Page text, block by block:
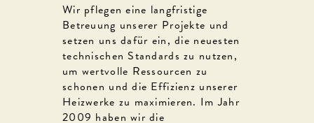
Wir pflegen eine langfristige
Betreuung unserer Projekte und
setzen uns dafür ein, die neuesten
technischen Standards zu nutzen,
um wertvolle Ressourcen zu
schonen und die Effizienz unserer
Heizwerke zu maximieren. Im Jahr
2009 haben wir die